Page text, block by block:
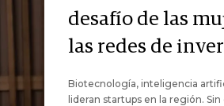
desafío de las
las redes de
Biotecnología, inteligencia
lideran startups en la región.